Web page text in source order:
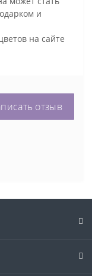
и
на сайте
отзыв